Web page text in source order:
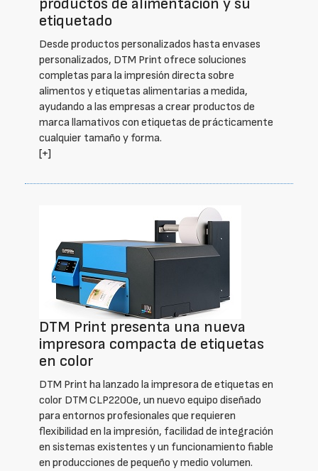
productos de alimentación y su
etiquetado
Desde productos personalizados hasta envases
personalizados, DTM Print ofrece soluciones
completas para la impresión directa sobre
alimentos y etiquetas alimentarias a medida,
ayudando a las empresas a crear productos de
marca llamativos con etiquetas de prácticamente
cualquier tamaño y forma.
[+]
DTM Print presenta una nueva
impresora compacta de etiquetas
en color
DTM Print ha lanzado la impresora de etiquetas en
color DTM CLP2200e, un nuevo equipo diseñado
para entornos profesionales que requieren
flexibilidad en la impresión, facilidad de integración
en sistemas existentes y un funcionamiento fiable
en producciones de pequeño y medio volumen.